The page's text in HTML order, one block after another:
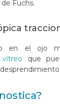
Fuchs.
en el ojo
que